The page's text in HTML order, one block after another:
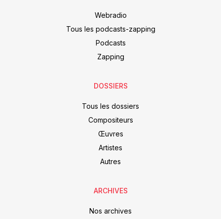
Webradio
Tous les podcasts-zapping
Podcasts
Zapping
DOSSIERS
Tous les dossiers
Compositeurs
Œuvres
Artistes
Autres
ARCHIVES
Nos archives